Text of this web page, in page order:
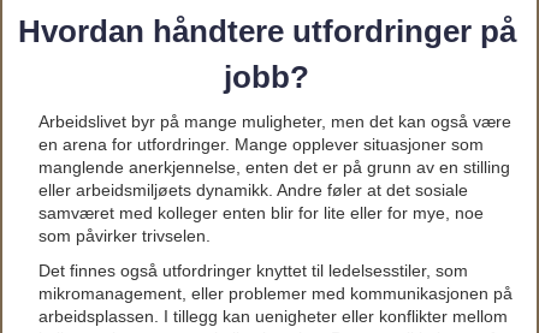
Hvordan håndtere utfordringer på
jobb?
Arbeidslivet byr på mange muligheter, men det kan også være
en arena for utfordringer. Mange opplever situasjoner som
manglende anerkjennelse, enten det er på grunn av en stilling
eller arbeidsmiljøets dynamikk. Andre føler at det sosiale
samværet med kolleger enten blir for lite eller for mye, noe
som påvirker trivselen.
Det finnes også utfordringer knyttet til ledelsesstiler, som
mikromanagement, eller problemer med kommunikasjonen på
arbeidsplassen. I tillegg kan uenigheter eller konflikter mellom